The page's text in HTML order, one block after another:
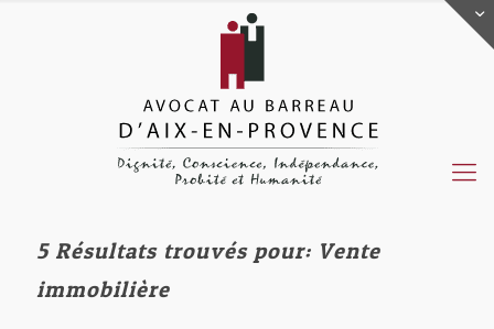
5 Résultats trouvés pour: Vente
immobilière